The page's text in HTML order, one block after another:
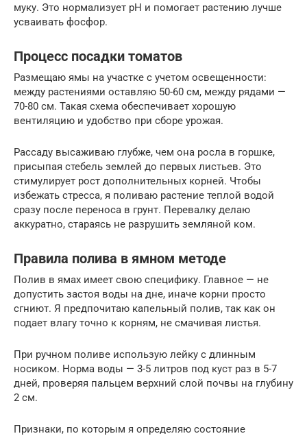
муку. Это нормализует pH и помогает растению лучше
усваивать фосфор.
Процесс посадки томатов
Размещаю ямы на участке с учетом освещенности:
между растениями оставляю 50-60 см, между рядами —
70-80 см. Такая схема обеспечивает хорошую
вентиляцию и удобство при сборе урожая.
Рассаду высаживаю глубже, чем она росла в горшке,
присыпая стебель землей до первых листьев. Это
стимулирует рост дополнительных корней. Чтобы
избежать стресса, я поливаю растение теплой водой
сразу после переноса в грунт. Перевалку делаю
аккуратно, стараясь не разрушить земляной ком.
Правила полива в ямном методе
Полив в ямах имеет свою специфику. Главное — не
допустить застоя воды на дне, иначе корни просто
сгниют. Я предпочитаю капельный полив, так как он
подает влагу точно к корням, не смачивая листья.
При ручном поливе использую лейку с длинным
носиком. Норма воды — 3-5 литров под куст раз в 5-7
дней, проверяя пальцем верхний слой почвы на глубину
2 см.
Признаки, по которым я определяю состояние